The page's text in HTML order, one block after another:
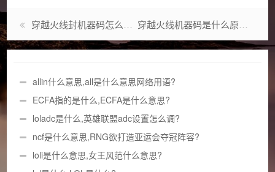
穿越火线封机器码怎么办,萤石云添加设备已冻结请重新激活 穿越火线机器码是什么原因,C语言汇编语言机器指令CPU之间是怎么联系起来的
allin什么意思,all是什么意思网络用语?
ECFA指的是什么,ECFA是什么意思?
loladc是什么,英雄联盟adc设置怎么调?
ncf是什么意思,RNG欲打造亚运会夺冠阵容?
loli是什么意思,女王风范什么意思?